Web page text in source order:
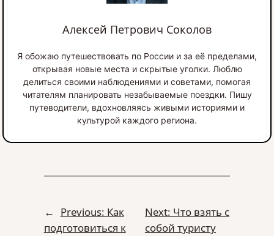
Алексей Петрович Соколов
Я обожаю путешествовать по России и за её пределами,
открывая новые места и скрытые уголки. Люблю
делиться своими наблюдениями и советами, помогая
читателям планировать незабываемые поездки. Пишу
путеводители, вдохновляясь живыми историями и
культурой каждого региона.
← Previous: Как
подготовиться к
Next: Что взять с
собой туристу